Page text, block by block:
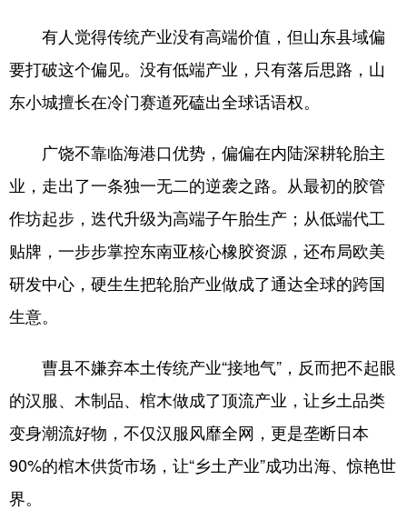
有人觉得传统产业没有高端价值，但山东县域偏
要打破这个偏见。没有低端产业，只有落后思路，山
东小城擅长在冷门赛道死磕出全球话语权。
广饶不靠临海港口优势，偏偏在内陆深耕轮胎主
业，走出了一条独一无二的逆袭之路。从最初的胶管
作坊起步，迭代升级为高端子午胎生产；从低端代工
贴牌，一步步掌控东南亚核心橡胶资源，还布局欧美
研发中心，硬生生把轮胎产业做成了通达全球的跨国
生意。
曹县不嫌弃本土传统产业“接地气”，反而把不起眼
的汉服、木制品、棺木做成了顶流产业，让乡土品类
变身潮流好物，不仅汉服风靡全网，更是垄断日本
90%的棺木供货市场，让“乡土产业”成功出海、惊艳世
界。